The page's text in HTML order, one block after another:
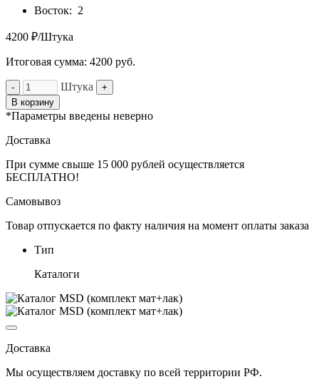
Восток: 2
4200 ₽/Штука
Итоговая сумма: 4200 руб.
- Штука
+
В корзину
*Параметры введены неверно
Доставка
При сумме свыше 15 000 рублей осуществляется
БЕСПЛАТНО!
Самовывоз
Товар отпускается по факту наличия на момент оплаты заказа
Тип
Каталоги
Доставка
Мы осуществляем доставку по всей территории РФ.